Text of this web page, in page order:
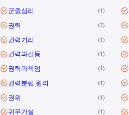
군중심리 1
권력 3
권력거리 1
권력과갈등 1
권력과책임 1
권력분립 원리 1
권위 1
귀무가설 1